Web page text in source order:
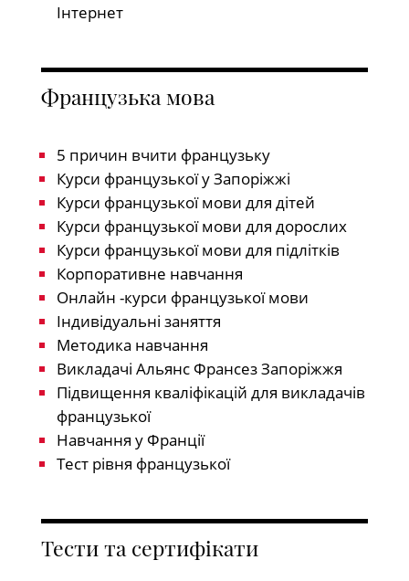
Інтернет
Французька мова
5 причин вчити французьку
Курси французької у Запоріжжі
Курси французької мови для дітей
Курси французької мови для дорослих
Курси французької мови для підлітків
Корпоративне навчання
Онлайн -курси французької мови
Індивідуальні заняття
Методика навчання
Викладачі Альянс Франсез Запоріжжя
Підвищення кваліфікацій для викладачів
французької
Навчання у Франції
Тест рівня французької
Тести та сертифікати